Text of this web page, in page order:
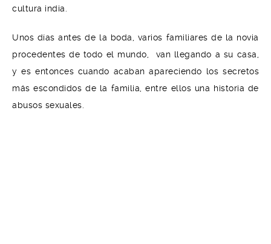
cultura india.
Unos días antes de la boda, varios familiares de la novia
procedentes de todo el mundo, van llegando a su casa,
y es entonces cuando acaban apareciendo los secretos
más escondidos de la familia, entre ellos una historia de
abusos sexuales.